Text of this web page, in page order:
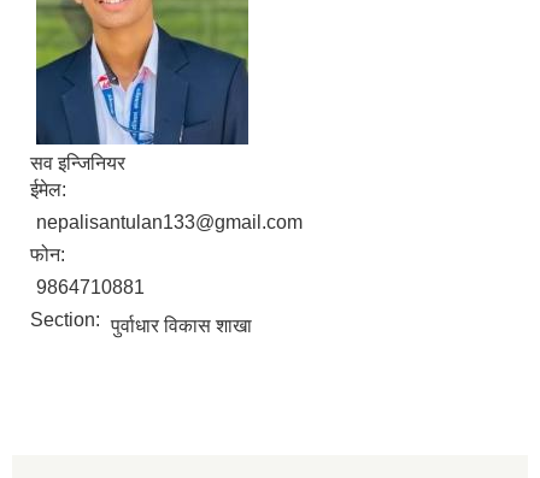
सव इन्जिनियर
ईमेल:
nepalisantulan133@gmail.com
फोन:
9864710881
Section: पुर्वाधार विकास शाखा